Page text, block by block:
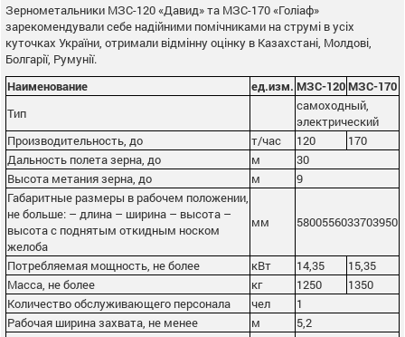
Зернометальники МЗС-120 «Давид» та МЗС-170 «Голіаф»
зарекомендували себе надійними помічниками на струмі в усіх
куточках України, отримали відмінну оцінку в Казахстані, Молдові,
Болгарії, Румунії.
Наименование
ед.изм. МЗС-120МЗС-170
Тип
самоходный,
электрический
Производительность, до
т/час 120
170
Дальность полета зерна, до
м
30
Высота метания зерна, до
м
9
Габаритные размеры в рабочем положении,
не больше: – длина – ширина – высота –
высота с поднятым откидным носком
желоба
мм 5800556033703950
Потребляемая мощность, не более кВт 14,35
15,35
Масса, не более
кг 1250
1350
Количество обслуживающего персонала
чел
1
Рабочая ширина захвата, не менее
м
5,2